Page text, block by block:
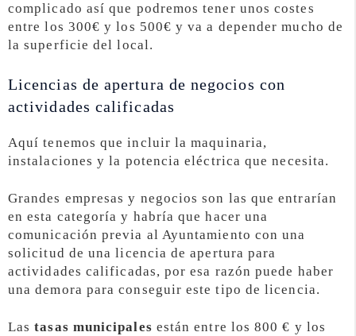
complicado así que podremos tener unos costes
entre los 300€ y los 500€ y va a depender mucho de
la superficie del local.
Licencias de apertura de negocios con
actividades calificadas
Aquí tenemos que incluir la maquinaria,
instalaciones y la potencia eléctrica que necesita.
Grandes empresas y negocios son las que entrarían
en esta categoría y habría que hacer una
comunicación previa al Ayuntamiento con una
solicitud de una licencia de apertura para
actividades calificadas, por esa razón puede haber
una demora para conseguir este tipo de licencia.
Lastasas municipales están entre los 800 € y los